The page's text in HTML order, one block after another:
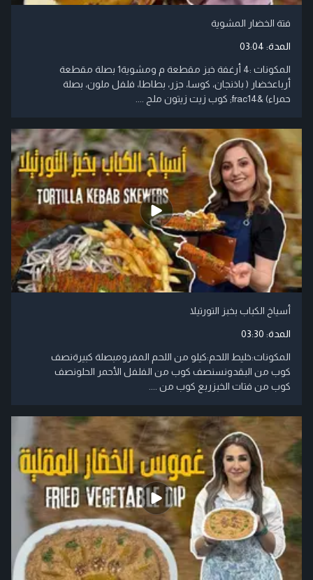
فتة الخضار المشوية
المدة: 03:04
المكونات :4 أرغفة خبز مقطعة م ومشوية1 بصلة مقطعة
أرباعخضار ( باذنجان، كوسا، جزر، بطاطا، فلفل ملون، بصلة
حمراء) &frac14; كوب زيت زيتون ملح ....
أسياخ الكباب بخبز التورتيلا
المدة: 03:30
المكونات:خليط اللحم:كيلو من اللحم المفرومبصلة كبيرةنصف
كوب من البقدونسنصف كوب من الفلفل الأحمر الحلونصف
كوب من فتات الخبزربع كوب من ....